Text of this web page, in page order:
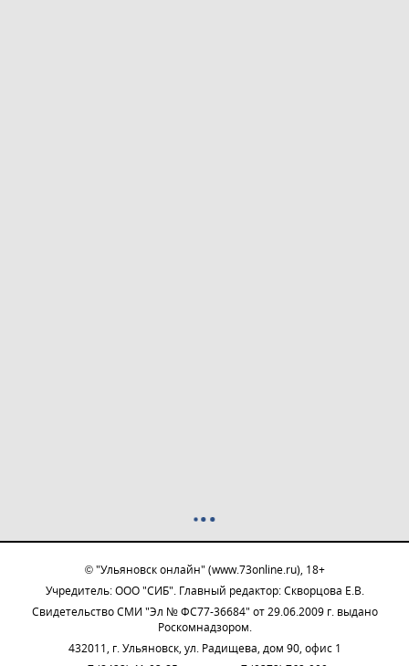
© "Ульяновск онлайн" (www.73online.ru), 18+
Учредитель: ООО "СИБ". Главный редактор: Скворцова Е.В.
Свидетельство СМИ "Эл № ФС77-36684" от 29.06.2009 г. выдано
Роскомнадзором.
432011, г. Ульяновск, ул. Радищева, дом 90, офис 1